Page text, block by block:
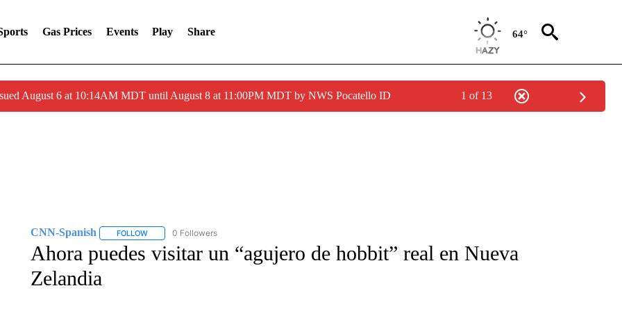
Gas Prices Events Play Share 64°
August 6 at 10:14AM MDT until August 8 at 11:00PM MDT by NWS Pocatello ID 1 of 13
CNN-Spanish FOLLOWFOLLOW "CNN-SPANISH" TO RECEIVE NOTIFICATIONS ABOUT NEW PAGES ON "CNN-SPANISH".
0 Followers
Ahora puedes visitar un “agujero de hobbit” real en Nueva
Zelandia